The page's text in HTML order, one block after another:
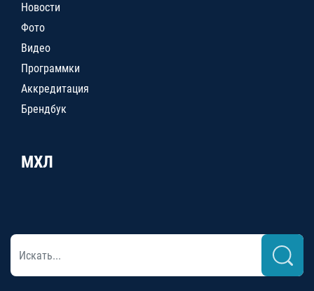
Новости
Фото
Видео
Программки
Аккредитация
Брендбук
МХЛ